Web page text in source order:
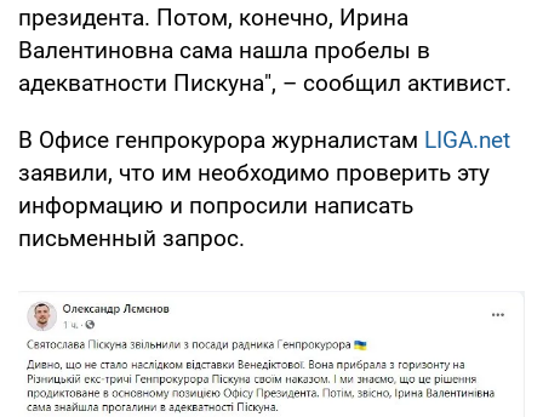
президента. Потом, конечно, Ирина
Валентиновна сама нашла пробелы в
адекватности Пискуна", – сообщил активист.
В Офисе генпрокурора журналистам LIGA.net
заявили, что им необходимо проверить эту
информацию и попросили написать
письменный запрос.